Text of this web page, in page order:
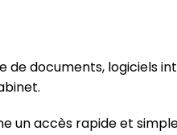
documents, logiciels
un accès rapide et